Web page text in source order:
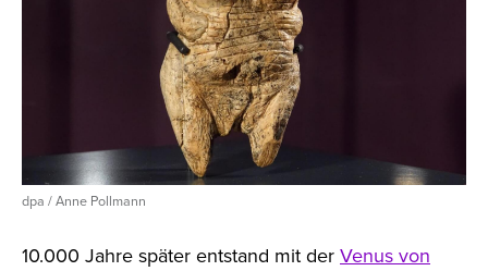
dpa / Anne Pollmann
10.000 Jahre später entstand mit der Venus von